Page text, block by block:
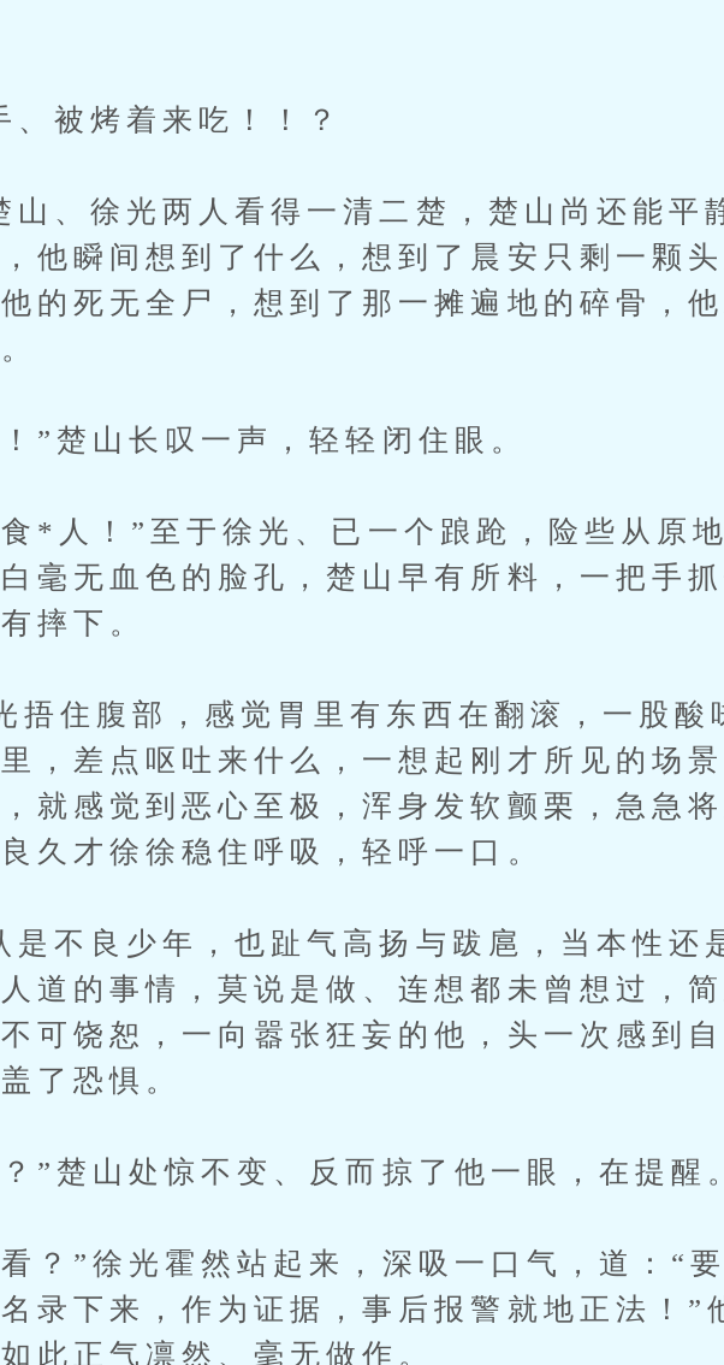
被烤着来吃！！？
、徐光两人看得一清二楚，楚山尚还能平
他瞬间想到了什么，想到了晨安只剩一颗头
的死无全尸，想到了那一摊遍地的碎骨，
楚山长叹一声，轻轻闭住眼。
人！”至于徐光、已一个踉跄，险些从原
毫无血色的脸孔，楚山早有所料，一把手抓
摔下。
住腹部，感觉胃里有东西在翻滚，一股酸
，差点呕吐来什么，一想起刚才所见的场景
就感觉到恶心至极，浑身发软颤栗，急急将
久才徐徐稳住呼吸，轻呼一口。
不良少年，也趾气高扬与跋扈，当本性还
道的事情，莫说是做、连想都未曾想过，简
可饶恕，一向嚣张狂妄的他，头一次感到自
了恐惧。
楚山处惊不变、反而掠了他一眼，在提醒
”徐光霍然站起来，深吸一口气，道：“
录下来，作为证据，事后报警就地正法！”
此正气凛然、毫无做作。